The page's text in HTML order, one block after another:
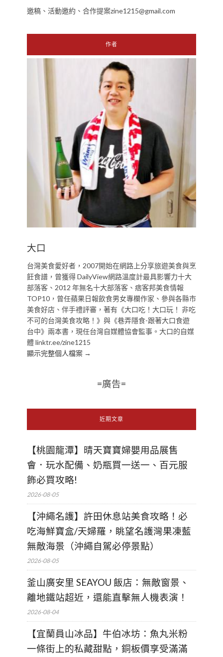
邀稿、活動邀約、合作提案zine1215@gmail.com
作者
大口
台灣美食愛好者，2007開始在網路上分享旅遊美食與烹
飪食譜，曾獲得 DailyView網路溫度計最具影響力十大
部落客、2012 年無名十大部落客、痞客邦美食情報
TOP10，曾任蘋果日報飲食男女專欄作家、參與各縣市
美食好店、伴手禮評審，著有《大口吃！大口玩！ 非吃
不可的台灣美食攻略！》與《巷弄隱食-跟著大口食遊
台中》兩本書，現任台灣自媒體協會監事。大口的自媒
體 linktr.ee/zine1215
顯示完整個人檔案 →
=廣告=
近期文章
【桃園龍潭】晴天寶寶婦嬰用品展售
會．玩水配備、奶瓶買一送一、百元服
飾必買攻略!
2026-08-05
【沖繩名護】許田休息站美食攻略！必
吃海鮮寶盒/天婦羅，眺望名護灣果凍藍
無敵海景（沖繩自駕必停景點）
2026-08-05
釜山廣安里 SEAYOU 飯店：無敵窗景、
離地鐵站超近，還能直擊無人機表演！
2026-08-04
【宜蘭員山冰品】牛伯冰坊：魚丸米粉
一條街上的私藏甜點，銅板價享受滿滿